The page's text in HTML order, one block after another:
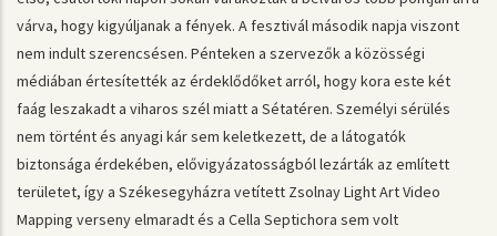
várva, hogy kigyúljanak a fények. A fesztivál második napja viszont
nem indult szerencsésen. Pénteken a szervezők a közösségi
médiában értesítették az érdeklődőket arról, hogy kora este két
faág leszakadt a viharos szél miatt a Sétatéren. Személyi sérülés
nem történt és anyagi kár sem keletkezett, de a látogatók
biztonsága érdekében, elővigyázatosságból lezárták az említett
területet, így a Székesegyházra vetített Zsolnay Light Art Video
Mapping verseny elmaradt és a Cella Septichora sem volt